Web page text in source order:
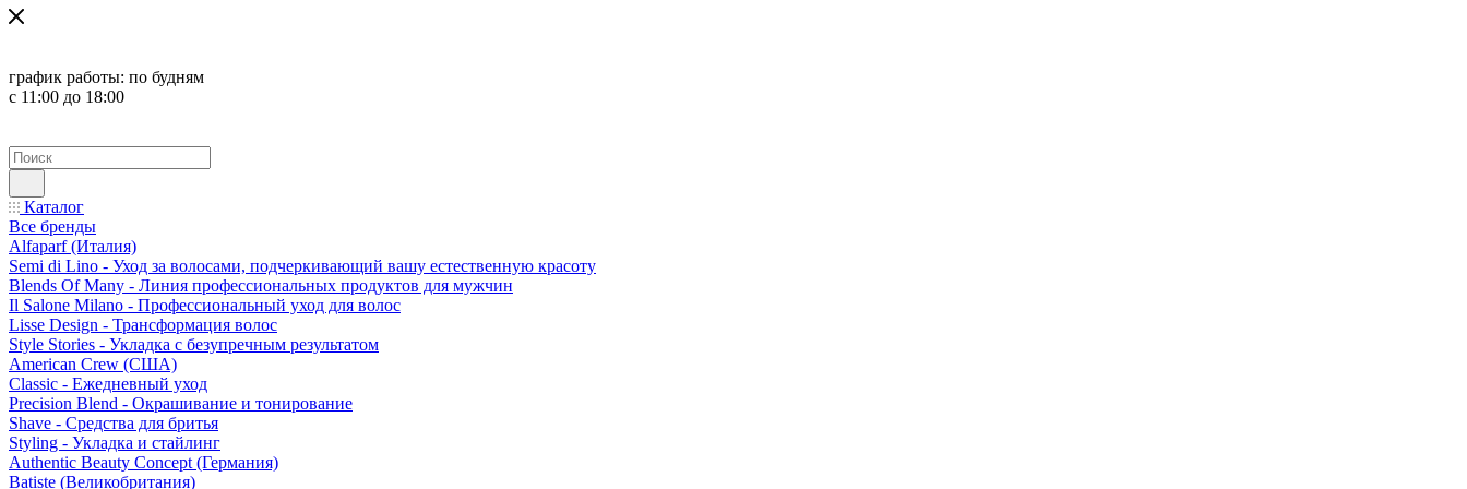
график работы: по будням
с 11:00 до 18:00
Каталог
Все бренды
Alfaparf (Италия)
Semi di Lino - Уход за волосами, подчеркивающий вашу естественную красоту
Blends Of Many - Линия профессиональных продуктов для мужчин
Il Salone Milano - Профессиональный уход для волос
Lisse Design - Трансформация волос
Style Stories - Укладка с безупречным результатом
American Crew (США)
Classic - Ежедневный уход
Precision Blend - Окрашивание и тонирование
Shave - Средства для бритья
Styling - Укладка и стайлинг
Authentic Beauty Concept (Германия)
Batiste (Великобритания)